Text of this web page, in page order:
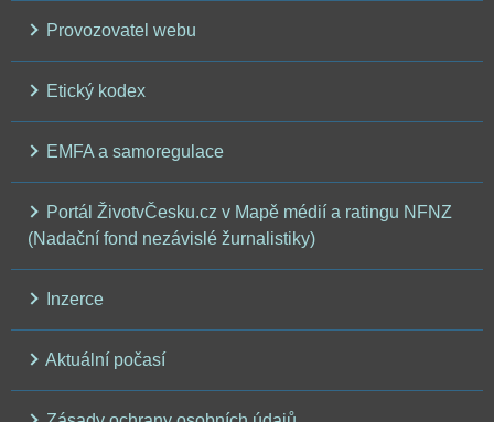
Provozovatel webu
Etický kodex
EMFA a samoregulace
Portál ŽivotvČesku.cz v Mapě médií a ratingu NFNZ
(Nadační fond nezávislé žurnalistiky)
Inzerce
Aktuální počasí